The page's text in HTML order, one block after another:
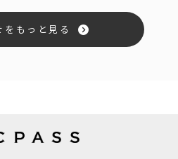
をもっと見る